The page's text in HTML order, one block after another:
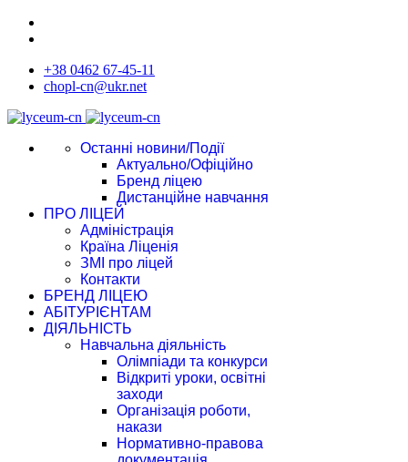
+38 0462 67-45-11
chopl-cn@ukr.net
Останні новини/Події
Актуально/Офіційно
Бренд ліцею
Дистанційне навчання
ПРО ЛІЦЕЙ
Адміністрація
Країна Ліценія
ЗМІ про ліцей
Контакти
БРЕНД ЛІЦЕЮ
АБІТУРІЄНТАМ
ДІЯЛЬНІСТЬ
Навчальна діяльність
Олімпіади та конкурси
Відкриті уроки, освітні
заходи
Організація роботи,
накази
Нормативно-правова